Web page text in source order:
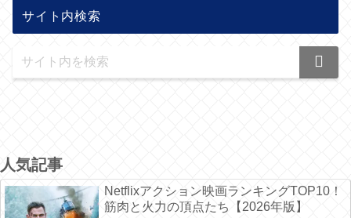
サイト内検索
人気記事
Netflixアクション映画ランキングTOP10！
筋肉と火力の頂点たち【2026年版】